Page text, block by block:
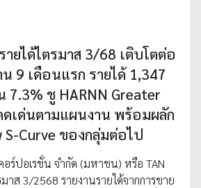
ายได้ไตรมาส 3/68 เติบโตต่อ
9 เดือนแรก รายได้ 1,347
ชู HARNN Greater
ดเด่นตามแผนงาน พร้อมผลัก
S-Curve ของกลุ่มต่อไป
อร์ปอเรชั่น จำกัด (มหาชน) หรือ TAN
าส 3/2568 รายงานรายได้จากการขาย